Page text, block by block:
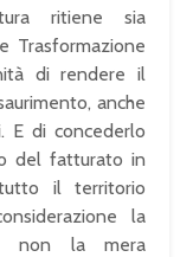
ritiene sia
Trasformazione
di rendere il
anche
E di concederlo
del fatturato in
tutto il territorio
la
non la mera